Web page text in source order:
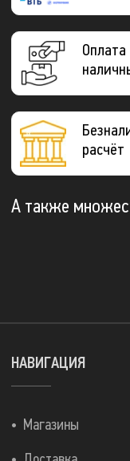
Оплата
расчёт
А также
НАВИГАЦИЯ
Магазины